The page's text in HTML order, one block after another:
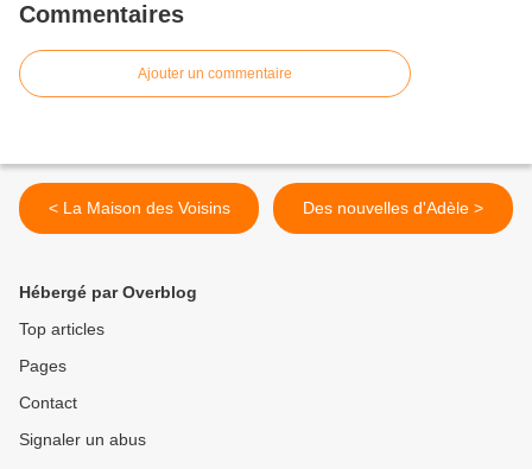
Commentaires
Ajouter un commentaire
< La Maison des Voisins Des nouvelles d'Adèle >
Hébergé par Overblog
Top articles
Pages
Contact
Signaler un abus